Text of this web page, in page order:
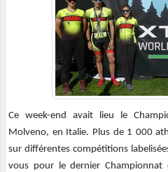
Ce week-end avait lieu le
Molveno, en Italie. Plus de 1 000
sur différentes compétitions
vous pour le dernier